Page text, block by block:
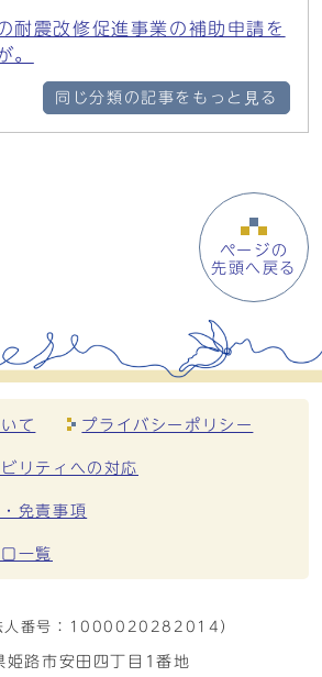
耐震改修促進事業の補助申請を
。
同じ分類の記事をもっと見る
ページの
先頭へ戻る
て プライバシーポリシー
リティへの対応
免責事項
一覧
人番号： 1000020282014）
路市安田四丁目1番地